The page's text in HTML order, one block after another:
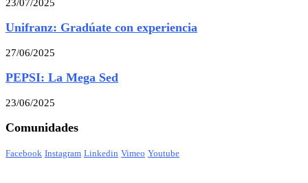
23/07/2025
Unifranz: Gradúate con experiencia
27/06/2025
PEPSI: La Mega Sed
23/06/2025
Comunidades
Facebook Instagram Linkedin Vimeo Youtube